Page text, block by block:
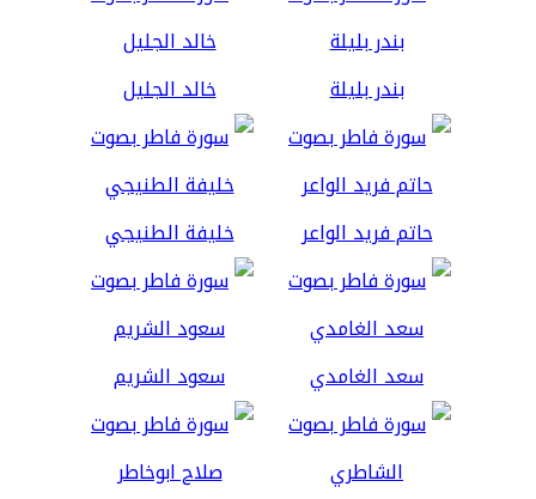
بندر بليلة خالد الجليل
حاتم فريد الواعر خليفة الطنيجي
سعد الغامدي سعود الشريم